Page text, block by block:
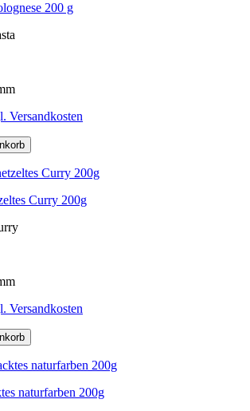
200 g
Versandkosten
Curry 200g
Versandkosten
naturfarben 200g